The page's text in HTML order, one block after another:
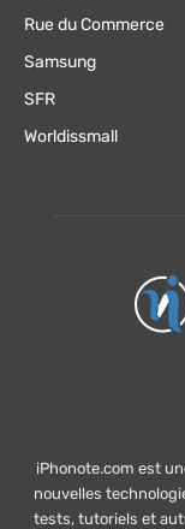
Rue du Commerce
Samsung
SFR
Worldissmall
iPhonote.com est
nouvelles
tests, tutoriels et